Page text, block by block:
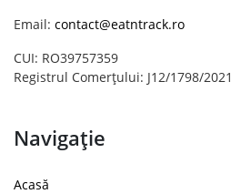
Email: contact@eatntrack.ro
CUI: RO39757359
Registrul Comerțului: J12/1798/2021
Navigație
Acasă